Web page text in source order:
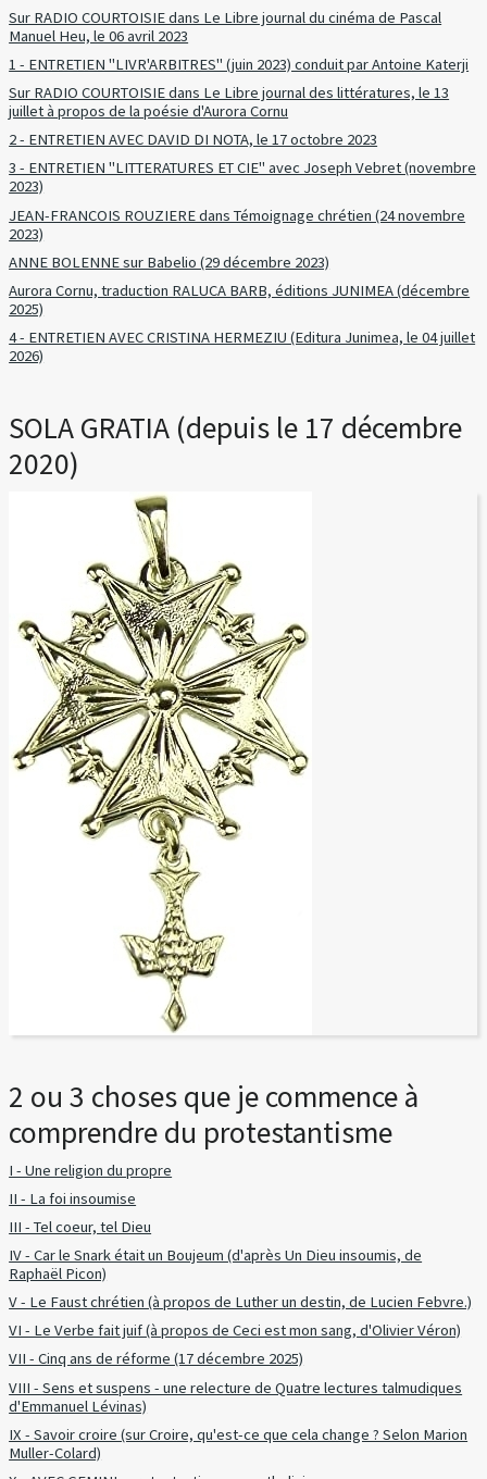
Sur RADIO COURTOISIE dans Le Libre journal du cinéma de Pascal
Manuel Heu, le 06 avril 2023
1 - ENTRETIEN "LIVR'ARBITRES" (juin 2023) conduit par Antoine Katerji
Sur RADIO COURTOISIE dans Le Libre journal des littératures, le 13
juillet à propos de la poésie d'Aurora Cornu
2 - ENTRETIEN AVEC DAVID DI NOTA, le 17 octobre 2023
3 - ENTRETIEN "LITTERATURES ET CIE" avec Joseph Vebret (novembre
2023)
JEAN-FRANCOIS ROUZIERE dans Témoignage chrétien (24 novembre
2023)
ANNE BOLENNE sur Babelio (29 décembre 2023)
Aurora Cornu, traduction RALUCA BARB, éditions JUNIMEA (décembre
2025)
4 - ENTRETIEN AVEC CRISTINA HERMEZIU (Editura Junimea, le 04 juillet
2026)
SOLA GRATIA (depuis le 17 décembre
2020)
2 ou 3 choses que je commence à
comprendre du protestantisme
I - Une religion du propre
II - La foi insoumise
III - Tel coeur, tel Dieu
IV - Car le Snark était un Boujeum (d'après Un Dieu insoumis, de
Raphaël Picon)
V - Le Faust chrétien (à propos de Luther un destin, de Lucien Febvre.)
VI - Le Verbe fait juif (à propos de Ceci est mon sang, d'Olivier Véron)
VII - Cinq ans de réforme (17 décembre 2025)
VIII - Sens et suspens - une relecture de Quatre lectures talmudiques
d'Emmanuel Lévinas)
IX - Savoir croire (sur Croire, qu'est-ce que cela change ? Selon Marion
Muller-Colard)